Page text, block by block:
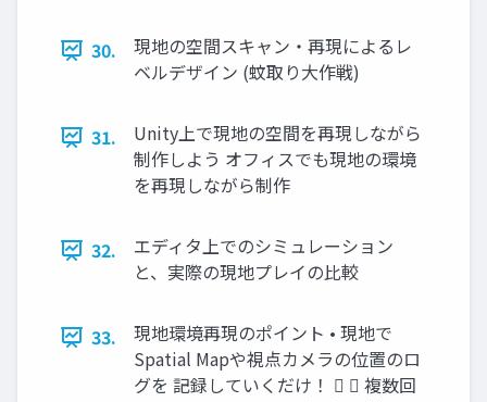
30.
現地の空間スキャン・再現によるレ
ベルデザイン (蚊取り大作戦)
31.
Unity上で現地の空間を再現しながら
制作しよう オフィスでも現地の環境
を再現しながら制作
32.
エディタ上でのシミュレーション
と、実際の現地プレイの比較
33.
現地環境再現のポイント • 現地で
Spatial Mapや視点カメラの位置のロ
グを 記録していくだけ！   複数回